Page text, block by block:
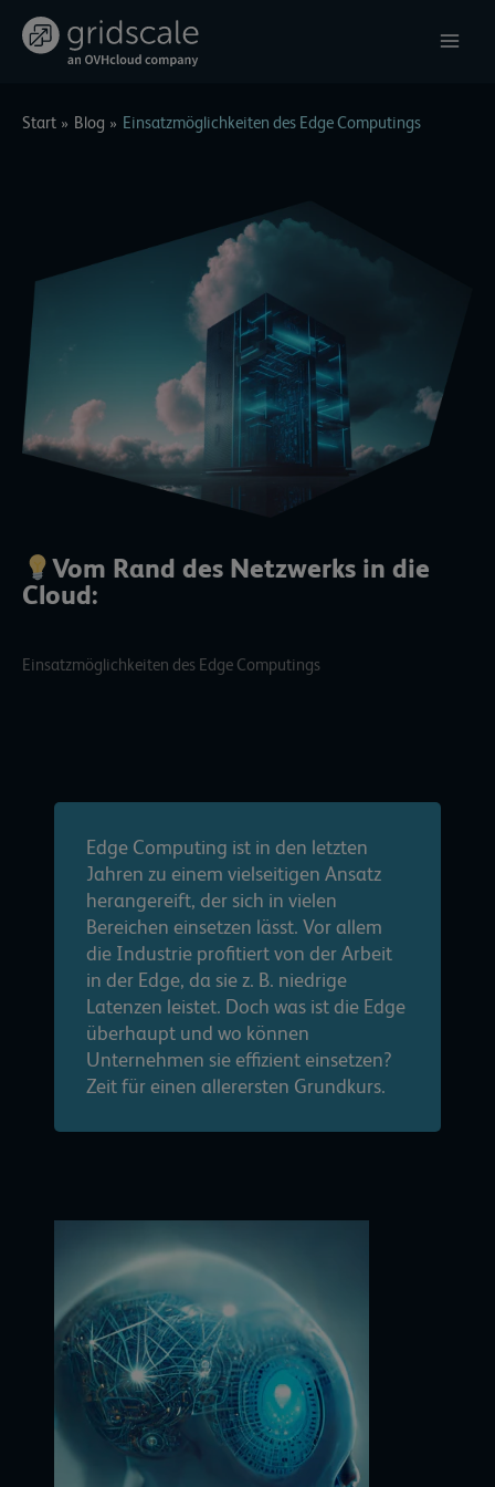
Inhalt
Start Blog Einsatzmöglichkeiten des Edge Computings
Vom Rand des Netzwerks in die
Cloud:
Einsatzmöglichkeiten des Edge Computings
Edge Computing ist in den letzten
Jahren zu einem vielseitigen Ansatz
herangereift, der sich in vielen
Bereichen einsetzen lässt. Vor allem
die Industrie profitiert von der Arbeit
in der Edge, da sie z. B. niedrige
Latenzen leistet. Doch was ist die Edge
überhaupt und wo können
Unternehmen sie effizient einsetzen?
Zeit für einen allerersten Grundkurs.